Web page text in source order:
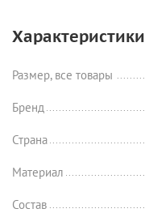
Характеристики
Размер, все товары
Бренд
Страна
Материал
Состав